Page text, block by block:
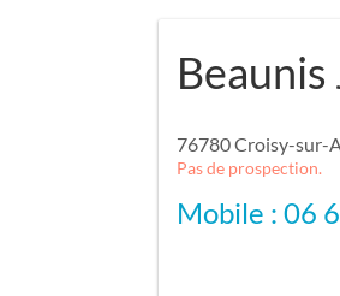
Beaunis
76780Croisy-sur-
Pas de prospection.
Mobile : 06